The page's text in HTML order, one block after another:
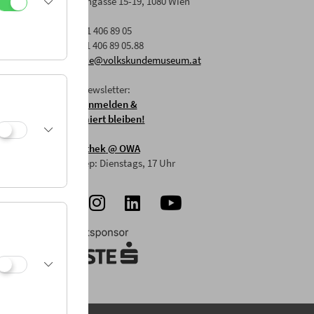
T: +43 1 406 89 05
F: +43 1 406 89 05.88
E:
office@volkskundemuseum.at
Zum Newsletter:
HIER anmelden &
informiert bleiben!
Mostothek@ OWA
Mai-Sep: Dienstags, 17 Uhr